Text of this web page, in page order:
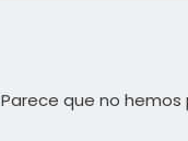
Parece que no